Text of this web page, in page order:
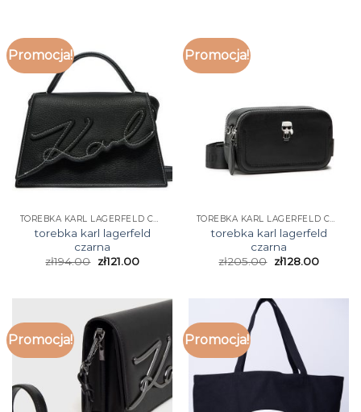
Promocja!
TOREBKA KARL LAGERFELD CZARNA
torebka karl lagerfeld
czarna
zł194.00 zł121.00
Promocja!
TOREBKA KARL LAGERFELD CZARNA
torebka karl lagerfeld
czarna
zł205.00 zł128.00
Promocja! Promocja!